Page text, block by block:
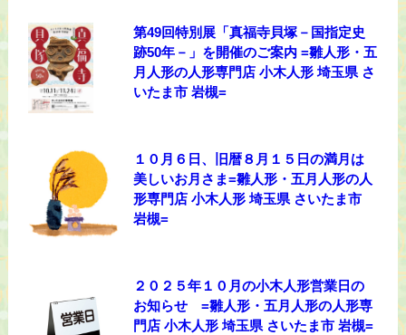
第49回特別展「真福寺貝塚－国指定史
跡50年－」を開催のご案内 =雛人形・五
月人形の人形専門店 小木人形 埼玉県 さ
いたま市 岩槻=
１０月６日、旧暦８月１５日の満月は
美しいお月さま=雛人形・五月人形の人
形専門店 小木人形 埼玉県 さいたま市
岩槻=
２０２５年１０月の小木人形営業日の
お知らせ =雛人形・五月人形の人形専
門店 小木人形 埼玉県 さいたま市 岩槻=